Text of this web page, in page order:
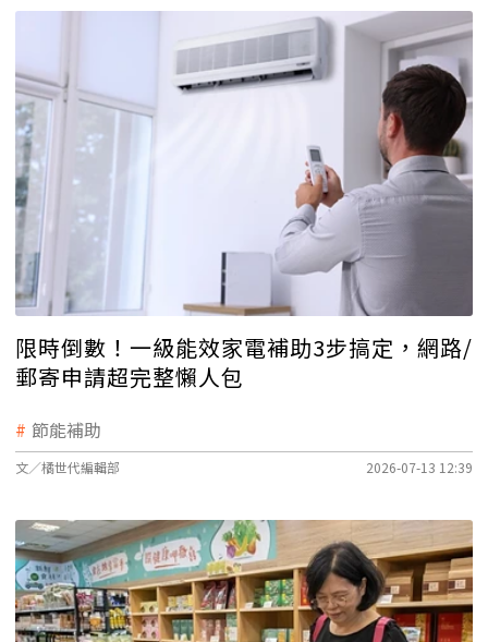
限時倒數！一級能效家電補助3步搞定，網路/
郵寄申請超完整懶人包
節能補助
文／橘世代編輯部 2026-07-13 12:39